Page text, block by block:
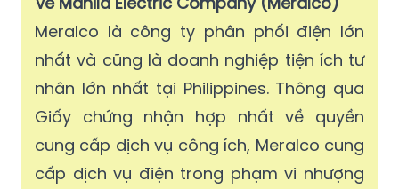
Meralco là công ty phân phối điện lớn
nhất và cũng là doanh nghiệp tiện ích tư
nhân lớn nhất tại Philippines. Thông qua
Giấy chứng nhận hợp nhất về quyền
cung cấp dịch vụ công ích, Meralco cung
cấp dịch vụ điện trong phạm vi nhượng